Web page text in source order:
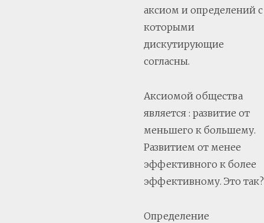
аксиом и определений с
которыми
дискутирующие
согласны.
Аксиомой общества
является : развитие от
меньшего к большему.
Развитием от менее
эффективного к более
эффективному. Это так?
Определение